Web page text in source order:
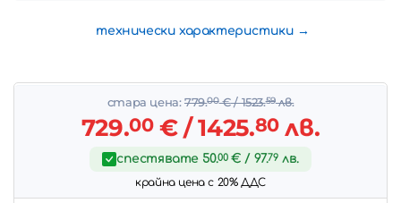
технически характеристики
стара цена:779.00€/ 1523.59лв.
729.00€/ 1425.80лв.
спестявате 50.00€ / 97.79 лв.
крайна цена с 20% ДДС